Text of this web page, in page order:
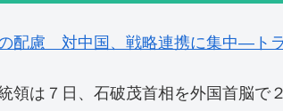
配慮 対中国、戦略連携に集中―ト
領は７日、石破茂首相を外国首脳で